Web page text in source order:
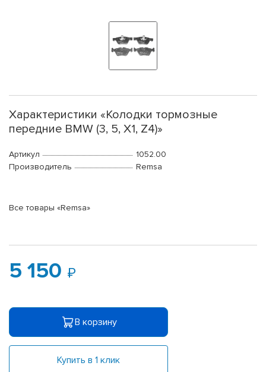
Характеристики «Колодки тормозные
передние BMW (3, 5, X1, Z4)»
Артикул
1052.00
Производитель
Remsa
Все товары «Remsa»
5 150
В корзину
Купить в 1 клик